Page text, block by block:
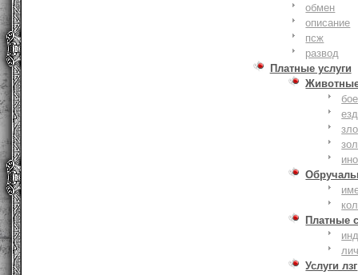
обмен
описание
псж
развод
Платные услуги
Платные
Услуги лзг